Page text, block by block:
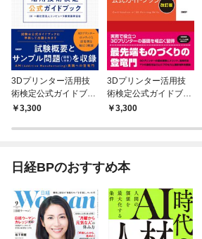
3Dプリンター活用技
術検定公式ガイドブッ
ク 改訂2版
3,300
3Dプリンター活用技
術検定公式ガイドブッ
ク改訂版
3,300
日経BPのおすすめ本